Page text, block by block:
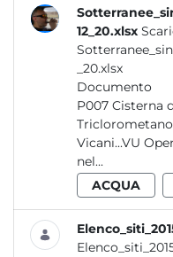
12_20.xlsx
_20.xlsx
Documento
P007 Cisterna di Latina 4
Vicani...VU
nel...
ACQUA